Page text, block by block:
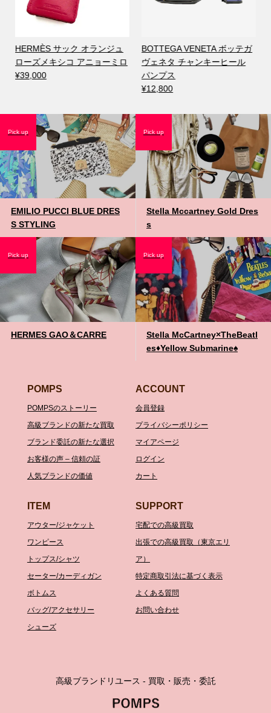
HERMÈS サック オランジュ
ローズメキシコ アニョーミロ
¥39,000
BOTTEGA VENETA ボッテガ
ヴェネタ チャンキーヒール
パンプス
¥12,800
EMILIO PUCCI BLUE DRES
S STYLING
Pick up
Stella Mccartney Gold Dres
s
Pick up
HERMES GAO＆CARRE
Pick up
Stella McCartney×TheBeatl
es♦️Yellow Submarine♠️
Pick up
POMPS
POMPSのストーリー
高級ブランドの新たな買取
ブランド委託の新たな選択
お客様の声 – 信頼の証
人気ブランドの価値
ACCOUNT
会員登録
プライバシーポリシー
マイアページ
ログイン
カート
ITEM
アウター/ジャケット
ワンピース
トップス/シャツ
セーター/カーディガン
ボトムス
バッグ/アクセサリー
シューズ
SUPPORT
宅配での高級買取
出張での高級買取（東京エリ
ア）
特定商取引法に基づく表示
よくある質問
お問い合わせ
高級ブランドリユース - 買取・販売・委託